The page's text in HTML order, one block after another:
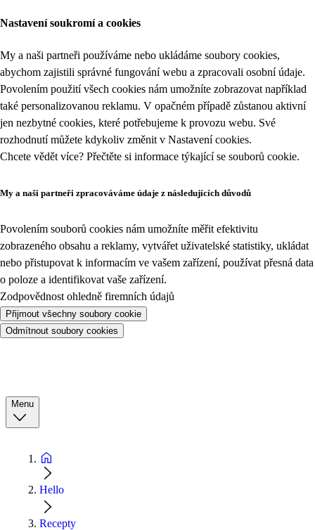
Nastavení soukromí a cookies
My a naši partneři používáme nebo ukládáme soubory cookies,
abychom zajistili správné fungování webu a zpracovali osobní údaje.
Povolením použití všech cookies nám umožníte zobrazovat například
také personalizovanou reklamu. V opačném případě zůstanou aktivní
jen nezbytné cookies, které potřebujeme k provozu webu. Své
rozhodnutí můžete kdykoliv změnit v Nastavení cookies.
Chcete vědět více? Přečtěte si informace týkající se souborů cookie.
My a naši partneři zpracováváme údaje z následujících důvodů
Povolením souborů cookies nám umožníte měřit efektivitu
zobrazeného obsahu a reklamy, vytvářet uživatelské statistiky, ukládat
nebo přistupovat k informacím ve vašem zařízení, používat přesná data
o poloze a identifikovat vaše zařízení.
Zodpovědnost ohledně firemních údajů
Přijmout všechny soubory cookie
Odmítnout soubory cookies
Menu
Hello
Recepty